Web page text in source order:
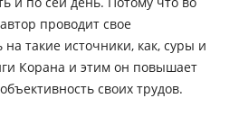
проводит свое
такие источники, как, суры и
Корана и этим он повышает
своих трудов.